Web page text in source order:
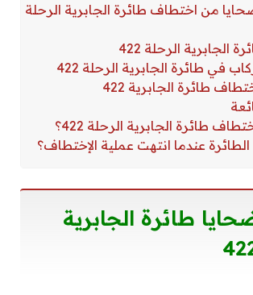
من اختطاف طائرة الجابرية الرحلة
طائرة الجابرية